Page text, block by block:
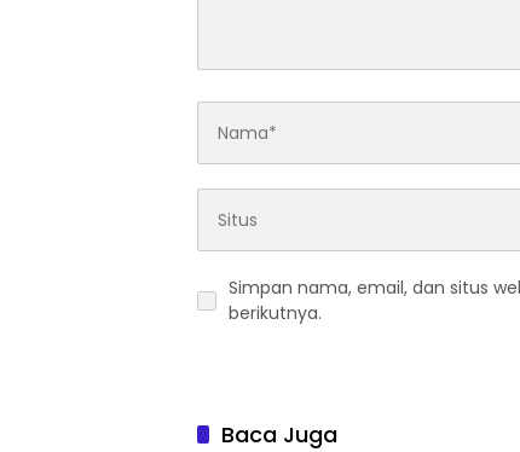
Simpan nama, email, dan situs
berikutnya.
Baca Juga